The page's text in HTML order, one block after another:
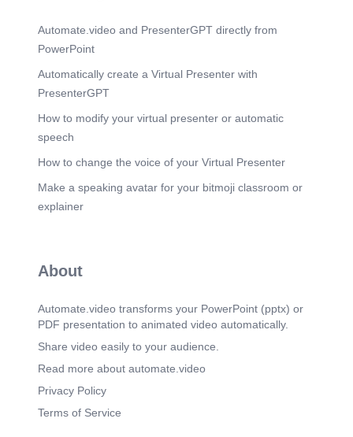
Automate.video and PresenterGPT directly from
PowerPoint
Automatically create a Virtual Presenter with
PresenterGPT
How to modify your virtual presenter or automatic
speech
How to change the voice of your Virtual Presenter
Make a speaking avatar for your bitmoji classroom or
explainer
About
Automate.video transforms your PowerPoint (pptx) or
PDF presentation to animated video automatically.
Share video easily to your audience.
Read more about automate.video
Privacy Policy
Terms of Service